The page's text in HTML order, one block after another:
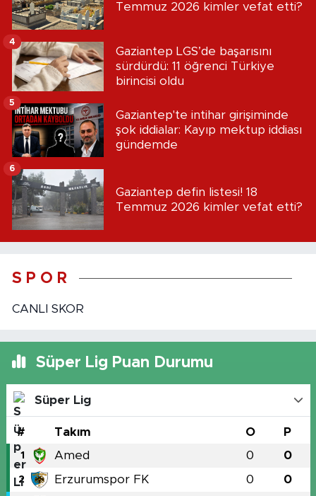
Temmuz 2026 kimler vefat etti?
Gaziantep LGS’de başarısını
sürdürdü: 11 öğrenci Türkiye
birincisi oldu
4
Gaziantep'te intihar girişiminde
şok iddialar: Kayıp mektup iddiası
gündemde
5
Gaziantep defin listesi! 18
Temmuz 2026 kimler vefat etti?
6
S P O R
CANLI SKOR
Süper Lig Puan Durumu
Süper Lig
# Takım O P
1 Amed 0 0
2 Erzurumspor FK 0 0